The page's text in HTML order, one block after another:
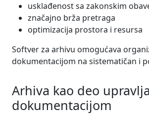
usklađenost sa zakonskim
značajno brža pretraga
optimizacija prostora i resursa
Softver za arhivu omogućava
dokumentacijom na sistematičan i
Arhiva kao deo
dokumentacijom